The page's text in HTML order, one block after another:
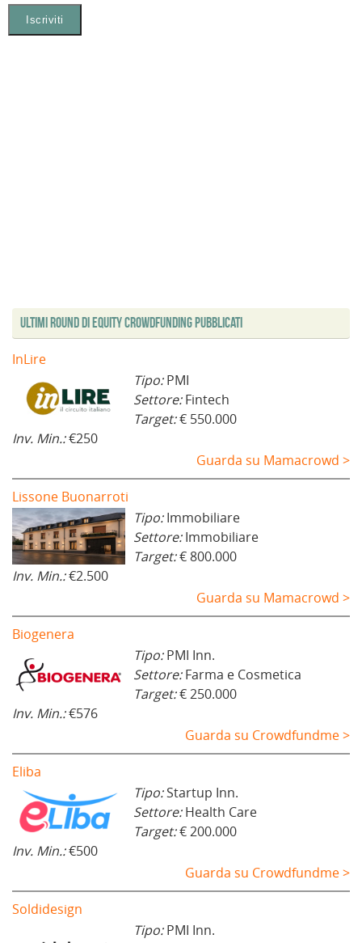
Ultimi Round di Equity Crowdfunding Pubblicati
InLire
Tipo:PMI
Settore:Fintech
Target:€ 550.000
Inv. Min.:€250
Guarda su Mamacrowd >
Lissone Buonarroti
Tipo:Immobiliare
Settore:Immobiliare
Target:€ 800.000
Inv. Min.:€2.500
Guarda su Mamacrowd >
Biogenera
Tipo:PMI Inn.
Settore:Farma e Cosmetica
Target:€ 250.000
Inv. Min.:€576
Guarda su Crowdfundme >
Eliba
Tipo:Startup Inn.
Settore:Health Care
Target:€ 200.000
Inv. Min.:€500
Guarda su Crowdfundme >
Soldidesign
Tipo:PMI Inn.